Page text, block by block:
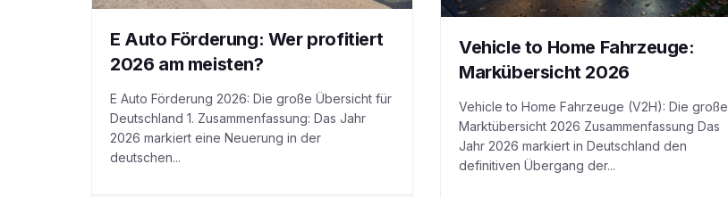
E Auto Förderung: Wer profitiert
2026 am meisten?
E Auto Förderung 2026: Die große Übersicht für
Deutschland 1. Zusammenfassung: Das Jahr
2026 markiert eine Neuerung in der
deutschen...
Vehicle to Home Fahrzeuge:
Markübersicht 2026
Vehicle to Home Fahrzeuge (V2H): Die große
Marktübersicht 2026 Zusammenfassung Das
Jahr 2026 markiert in Deutschland den
definitiven Übergang der...